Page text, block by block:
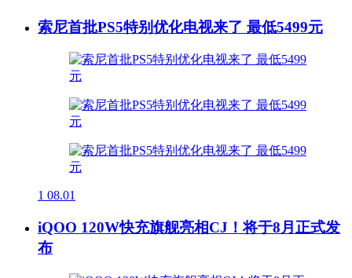
索尼首批PS5特别优化电视来了 最低5499元
1 08.01
iQOO 120W快充旗舰亮相CJ！将于8月正式发
布